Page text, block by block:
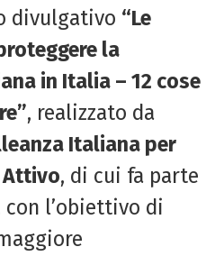
divulgativo “Le
la
in Italia – 12 cose
, realizzato da
Italiana per
Attivo, di cui fa parte
con l’obiettivo di